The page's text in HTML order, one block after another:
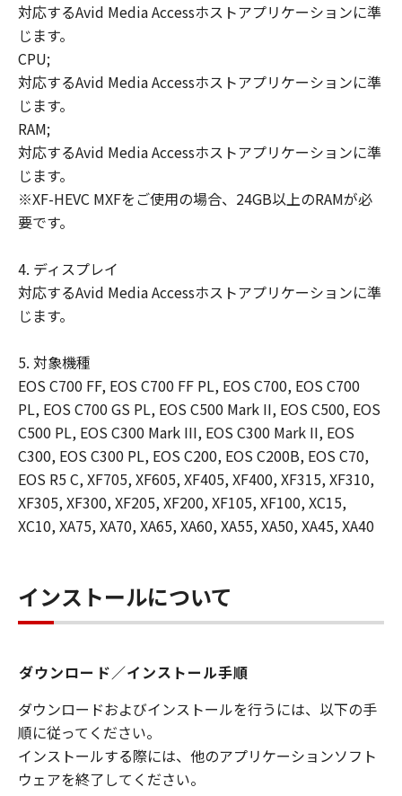
対応するAvid Media Accessホストアプリケーションに準
じます。
CPU;
対応するAvid Media Accessホストアプリケーションに準
じます。
RAM;
対応するAvid Media Accessホストアプリケーションに準
じます。
※XF-HEVC MXFをご使用の場合、24GB以上のRAMが必
要です。
4. ディスプレイ
対応するAvid Media Accessホストアプリケーションに準
じます。
5. 対象機種
EOS C700 FF, EOS C700 FF PL, EOS C700, EOS C700
PL, EOS C700 GS PL, EOS C500 Mark II, EOS C500, EOS
C500 PL, EOS C300 Mark III, EOS C300 Mark II, EOS
C300, EOS C300 PL, EOS C200, EOS C200B, EOS C70,
EOS R5 C, XF705, XF605, XF405, XF400, XF315, XF310,
XF305, XF300, XF205, XF200, XF105, XF100, XC15,
XC10, XA75, XA70, XA65, XA60, XA55, XA50, XA45, XA40
インストールについて
ダウンロード／インストール手順
ダウンロードおよびインストールを行うには、以下の手
順に従ってください。
インストールする際には、他のアプリケーションソフト
ウェアを終了してください。